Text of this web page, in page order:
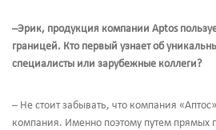
–Эрик, продукция компании Aptos
границей. Кто первый узнает об
специалисты или зарубежные коллеги?
– Не стоит забывать, что компания
компания. Именно поэтому путем